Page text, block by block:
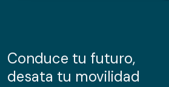
información sobre el uso que haga
nuestros partners de redes
Conduce tu futuro,
desata tu movilidad